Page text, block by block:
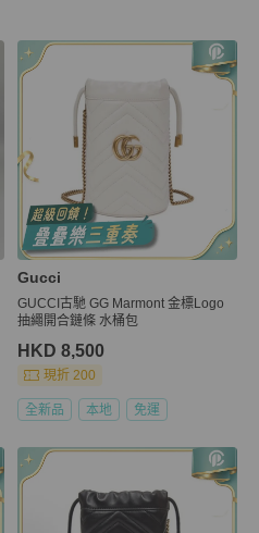
Gucci
GUCCI古馳 GG Marmont 金標Logo
抽繩開合鏈條 水桶包
HKD 8,500
現折 200
全新品 本地 免運